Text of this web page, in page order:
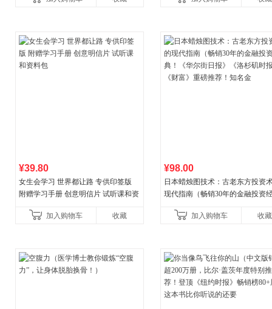
¥39.80
女生会学习 世界都让路 专供印签版
附赠学习手册 创意明信片 试听课和资
加入购物车
收藏
¥98.00
日本蜡烛图技术：古老东方投资
现代指南（畅销30年的金融投资
《财富》重磅推荐！知名金
加入购物车 收藏